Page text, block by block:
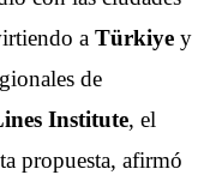
aTürkiye y
de
Institute, el
propuesta, afirmó